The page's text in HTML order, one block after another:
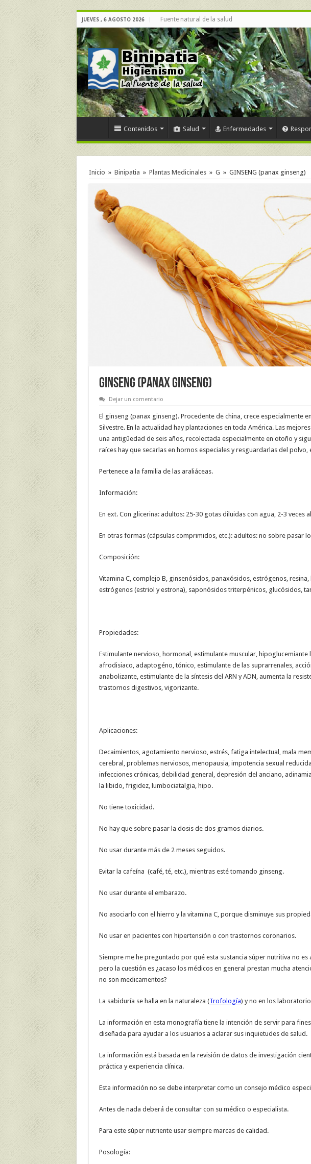
JUEVES , 6 AGOSTO 2026 Fuente natural de la salud
Contenidos Salud Enfermedades
Inicio » Binipatia » Plantas Medicinales » G » GINSENG (panax ginseng)
GINSENG (panax ginseng)
Dejar un comentario
El ginseng (panax ginseng). Procedente de china, crece especialmente
Silvestre. En la actualidad hay plantaciones en toda América. Las
una antigüedad de seis años, recolectada especialmente en otoño y
raíces hay que secarlas en hornos especiales y resguardarlas del
Pertenece a la familia de las araliáceas.
Información:
En ext. Con glicerina: adultos: 25-30 gotas diluidas con agua, 2-3 veces
En otras formas (cápsulas comprimidos, etc.): adultos: no sobre pasar
Composición:
Vitamina C, complejo B, ginsenósidos, panaxósidos, estrógenos,
estrógenos (estriol y estrona), saponósidos triterpénicos, glucósidos,
Propiedades:
Estimulante nervioso, hormonal, estimulante muscular,
afrodisiaco, adaptogéno, tónico, estimulante de las suprarrenales,
anabolizante, estimulante de la síntesis del ARN y ADN, aumenta la
trastornos digestivos, vigorizante.
Aplicaciones:
Decaimientos, agotamiento nervioso, estrés, fatiga intelectual, mala
cerebral, problemas nerviosos, menopausia, impotencia sexual
infecciones crónicas, debilidad general, depresión del anciano,
la libido, frigidez, lumbociatalgia, hipo.
No tiene toxicidad.
No hay que sobre pasar la dosis de dos gramos diarios.
No usar durante más de 2 meses seguidos.
Evitar la cafeína (café, té, etc.), mientras esté tomando ginseng.
No usar durante el embarazo.
No asociarlo con el hierro y la vitamina C, porque disminuye sus
No usar en pacientes con hipertensión o con trastornos coronarios.
Siempre me he preguntado por qué esta sustancia súper nutritiva no
pero la cuestión es ¿acaso los médicos en general prestan mucha
no son medicamentos?
La sabiduría se halla en la naturaleza (Trofología) y no en los
La información en esta monografía tiene la intención de servir para
diseñada para ayudar a los usuarios a aclarar sus inquietudes de salud.
La información está basada en la revisión de datos de investigación
práctica y experiencia clínica.
Esta información no se debe interpretar como un consejo médico
Antes de nada deberá de consultar con su médico o especialista.
Para este súper nutriente usar siempre marcas de calidad.
Posología: